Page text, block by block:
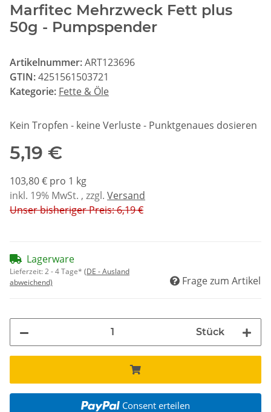
Marfitec Mehrzweck Fett plus
50g - Pumpspender
Artikelnummer:ART123696
GTIN:4251561503721
Kategorie: Fette & Öle
Kein Tropfen - keine Verluste - Punktgenaues dosieren
5,19 €
103,80 € pro 1 kg
inkl. 19% MwSt. , zzgl. Versand
Unser bisheriger Preis: 6,19 €
Lagerware
Lieferzeit:2 - 4 Tage* (DE - Ausland
abweichend)
Frage zum Artikel
Stück
Consent erteilen